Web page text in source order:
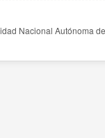
Nacional Autónoma